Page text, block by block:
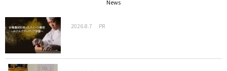
News
2026.8.7 PR